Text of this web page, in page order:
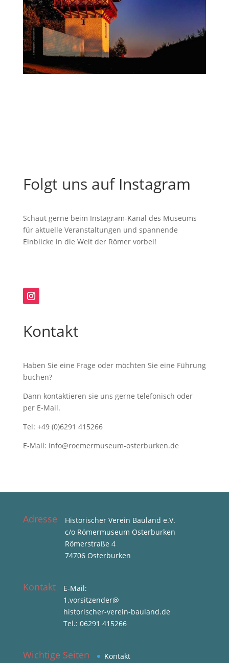
Folgt uns auf Instagram
Schaut gerne beim Instagram-Kanal des Museums
für aktuelle Veranstaltungen und spannende
Einblicke in die Welt der Römer vorbei!
Kontakt
Haben Sie eine Frage oder möchten Sie eine Führung
buchen?
Dann kontaktieren sie uns gerne telefonisch oder
per E-Mail.
Tel: +49 (0)6291 415266
E-Mail: info@roemermuseum-osterburken.de
Adresse
Historischer Verein Bauland e.V.
c/o Römermuseum Osterburken
Römerstraße 4
74706 Osterburken
Kontakt
E-Mail:
1.vorsitzender@
historischer-verein-bauland.de
Tel.: 06291 415266
Wichtige Seiten Kontakt